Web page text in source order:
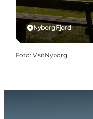
Nyborg Fjord
Foto: VisitNyborg